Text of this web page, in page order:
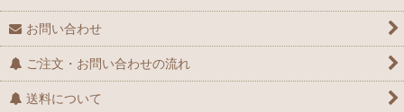
お問い合わせ
ご注文・お問い合わせの流れ
送料について